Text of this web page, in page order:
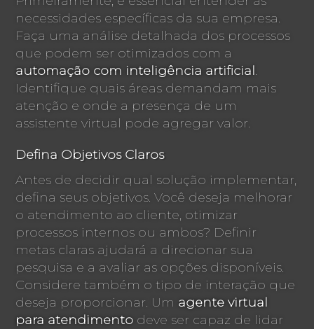
necessidades específicas da sua empresa.
Faça uma análise detalhada dos processos
que podem ser otimizados com a
automação com inteligência artificial.
Identifique quais áreas demandam mais
atenção e onde a presença de um
assistente virtual pode agregar valor.
Defina Objetivos Claros
Antes de decidir qual solução implementar,
defina seus objetivos. Você deseja melhorar
o atendimento ao cliente, otimizar
processos internos ou ambos? Definir
metas claras ajudará a direcionar sua
pesquisa e a avaliar as opções disponíveis.
Considere também o tipo de interação que
deseja proporcionar. Um agente virtual
para atendimento deve ser capaz de lidar